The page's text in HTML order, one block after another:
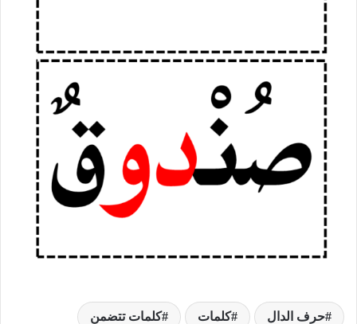
حرف الدال كلمات كلمات تتضمن